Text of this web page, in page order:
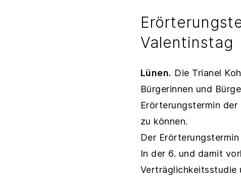
Valentinstag
Lünen. Die Trianel
Bürgerinnen und
Erörterungstermin
zu können.
Der
In der 6. und damit
Verträglichkeitsstudie